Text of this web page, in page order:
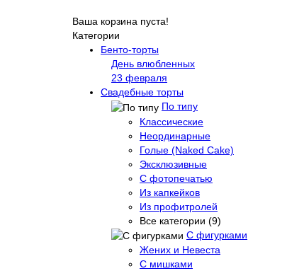
Ваша корзина пуста!
Категории
Бенто-торты
День влюбленных
23 февраля
Свадебные торты
По типу
Классические
Неординарные
Голые (Naked Cake)
Эксклюзивные
С фотопечатью
Из капкейков
Из профитролей
Все категории (9)
С фигурками
Жених и Невеста
С мишками